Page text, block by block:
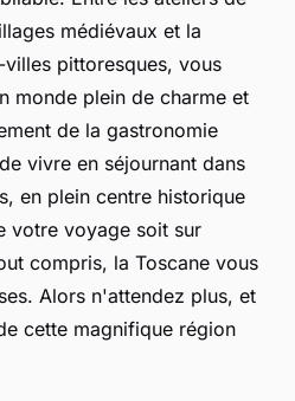
médiévaux et la
pittoresques, vous
monde plein de charme et
de la gastronomie
vivre en séjournant dans
en plein centre historique
votre voyage soit sur
compris, la Toscane vous
Alors n'attendez plus, et
cette magnifique région